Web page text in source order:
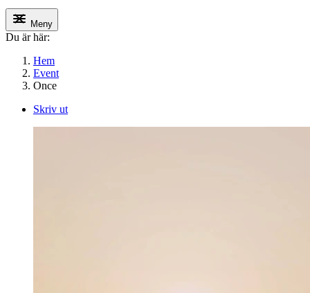
Meny
Du är här:
Hem
Event
Once
Skriv ut